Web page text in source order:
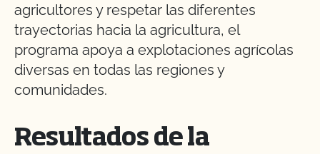
agricultores y respetar las diferentes
trayectorias hacia la agricultura, el
programa apoya a explotaciones agrícolas
diversas en todas las regiones y
comunidades.
Resultados de la